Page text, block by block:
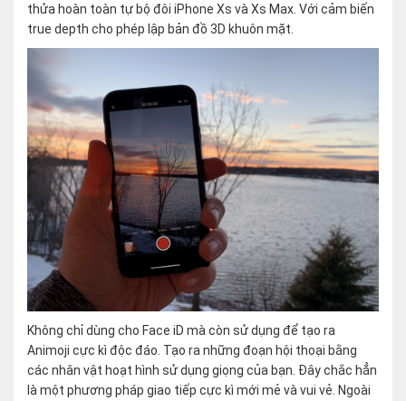
thửa hoàn toàn tự bộ đôi iPhone Xs và Xs Max. Với cảm biến
true depth cho phép lập bản đồ 3D khuôn mặt.
Không chỉ dùng cho Face iD mà còn sử dụng để tạo ra
Animoji cực kì độc đáo. Tạo ra những đoạn hội thoại bằng
các nhân vật hoạt hình sử dụng giọng của bạn. Đây chắc hẳn
là một phương pháp giao tiếp cực kì mới mẻ và vui vẻ. Ngoài